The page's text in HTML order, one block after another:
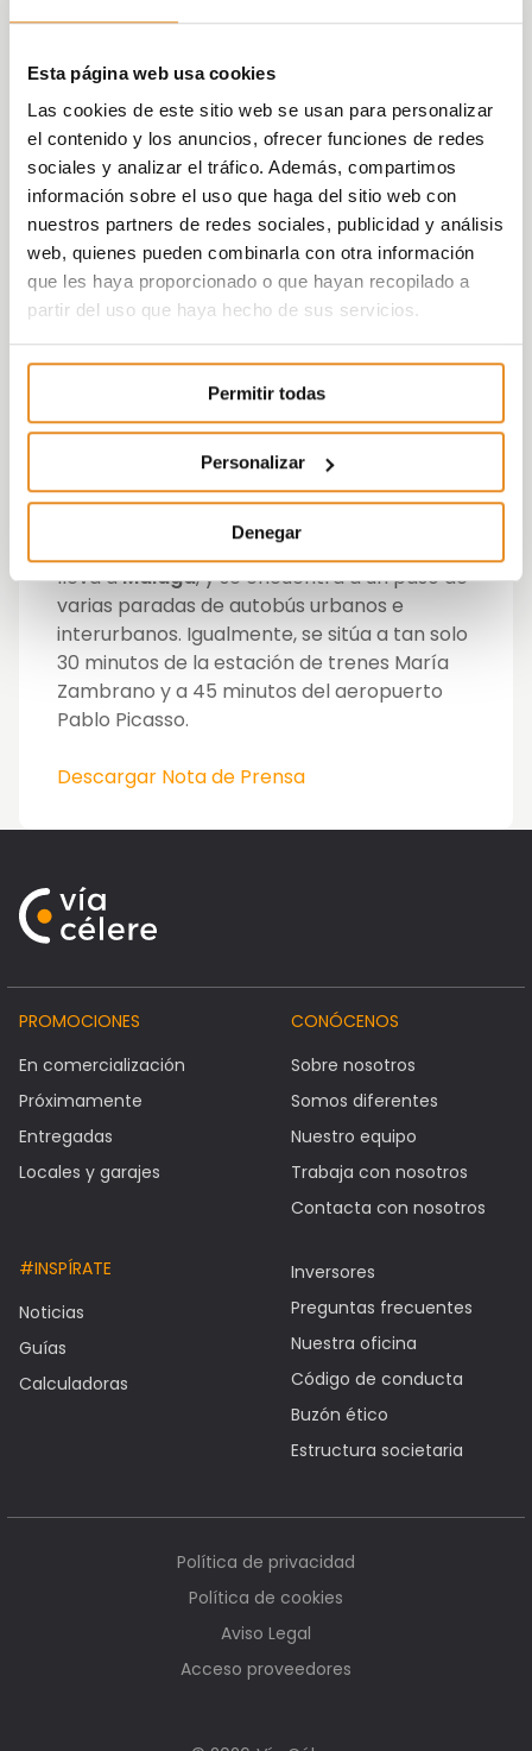
Esta página web usa cookies
Las cookies de este sitio web se usan para personalizar
el contenido y los anuncios, ofrecer funciones de redes
sociales y analizar el tráfico. Además, compartimos
información sobre el uso que haga del sitio web con
nuestros partners de redes sociales, publicidad y análisis
web, quienes pueden combinarla con otra información
que les haya proporcionado o que hayan recopilado a
partir del uso que haya hecho de sus servicios.
Permitir todas
Personalizar
Denegar
energético y económico
facilitar la vida a los usuarios.
De esta manera, el conjunto residencial se
ubica en un entorno privilegiado, junto al
mar y muy próximo a la ciudad de Málaga.
No obstante, la localidad de Torrox, en
constante crecimiento y desarrollo,
también ofrece innumerables
oportunidades de ocio y servicios, como
campos de golf, colegios, supermercados y
Además, es preciso señalar que la localidad
cuenta con unasconexiones inmejorables
ya que tiene acceso directo con las
principales vías por carretera como la
Autovía del Mediterráneo A-7 y la A-45 que
lleva aMálaga, y se encuentra a un paso de
varias paradas de autobús urbanos e
interurbanos. Igualmente, se sitúa a tan solo
30 minutos de la estación de trenes María
Zambrano y a 45 minutos del aeropuerto
Pablo Picasso.
Descargar Nota de Prensa
PROMOCIONES
En comercialización
Próximamente
Entregadas
Locales y garajes
CONÓCENOS
Sobre nosotros
Somos diferentes
Nuestro equipo
Trabaja con nosotros
Contacta con nosotros
#INSPÍRATE
Noticias
Guías
Calculadoras
Inversores
Preguntas frecuentes
Nuestra oficina
Código de conducta
Buzón ético
Estructura societaria
Política de privacidad
Política de cookies
Aviso Legal
Acceso proveedores